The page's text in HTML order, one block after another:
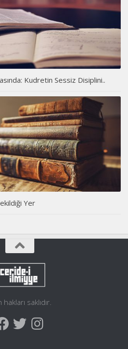
Kudretin Sessiz Disiplini..
Yer
hakları saklıdır.